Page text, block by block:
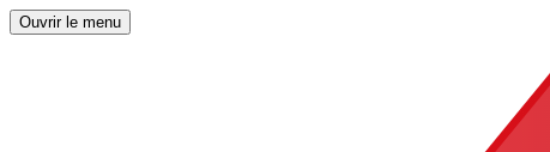
Ouvrir le menu